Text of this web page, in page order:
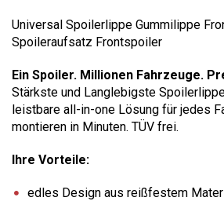
Universal Spoilerlippe Gummilippe
Spoileraufsatz Frontspoiler
Ein Spoiler. Millionen Fahrzeuge.
Stärkste und Langlebigste
leistbare all-in-one Lösung für jedes
montieren in Minuten. TÜV frei.
Ihre Vorteile:
edles Design aus reißfestem